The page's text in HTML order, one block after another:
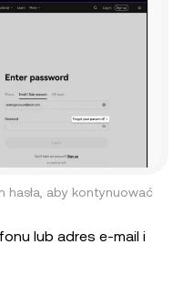
aby kontynuować
lub adres e-mail i